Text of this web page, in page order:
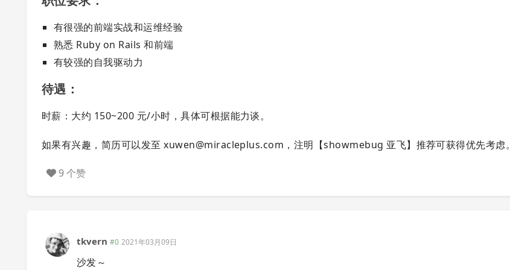
有很强的前端实战和运维经验
熟悉 Ruby on Rails 和前端
有较强的自我驱动力
待遇：
时薪：大约 150~200 元/小时，具体可根据能力谈。
如果有兴趣，简历可以发至xuwen@miracleplus.com ，注明【showmebug 亚飞】推荐可获得优先考虑。
9 个赞
tkvern #0 2021年03月09日
沙发～